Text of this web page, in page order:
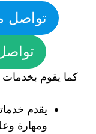
تواصل مع
كما يقوم بخدمات
يقدم
ومهارة وعلى